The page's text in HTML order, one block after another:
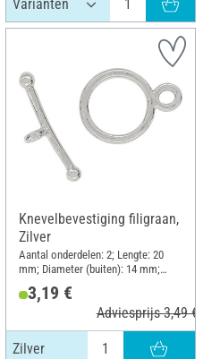
Knevelbevestiging filigraan,
Zilver
Aantal onderdelen: 2; Lengte: 20
mm; Diameter (buiten): 14 mm;
3,19 €
Adviesprijs 3,49 €
Zilver